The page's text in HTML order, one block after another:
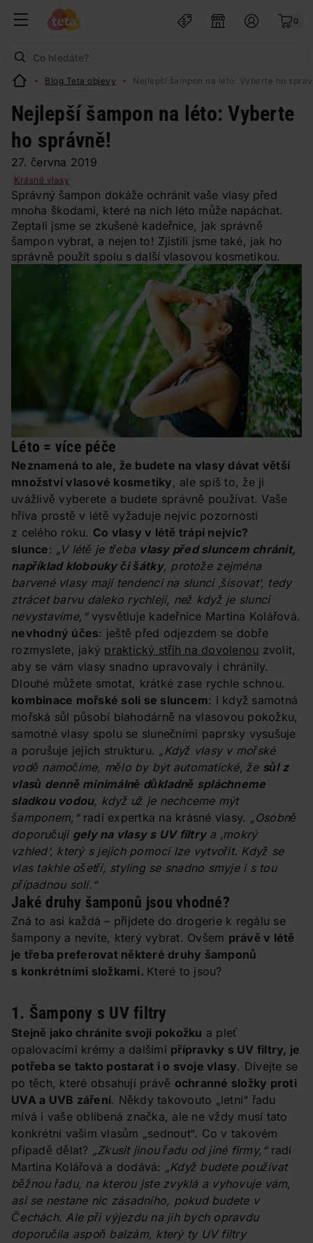
0
Blog Teta objevy Nejlepší šampon na léto: Vyberte ho
Nejlepší šampon na léto: Vyberte
ho správně!
27. června 2019
Krásné vlasy
Správný šampon dokáže ochránit vaše vlasy před
mnoha škodami, které na nich léto může napáchat.
Zeptali jsme se zkušené kadeřnice, jak správně
šampon vybrat, a nejen to! Zjistili jsme také, jak ho
správně použít spolu s další vlasovou kosmetikou.
Léto = více péče
Neznamená to ale, že budete na vlasy dávat větší
množství vlasové kosmetiky, ale spíš to, že ji
uvážlivě vyberete a budete správně používat. Vaše
hříva prostě v létě vyžaduje nejvíc pozornosti
z celého roku. Co vlasy v létě trápí nejvíc?
slunce: „V létě je třeba vlasy před sluncem chránit,
například klobouky či šátky, protože zejména
barvené vlasy mají tendenci na slunci ‚šisovat‘, tedy
ztrácet barvu daleko rychleji, než když je slunci
nevystavíme,“vysvětluje kadeřnice Martina Kolářová.
nevhodný účes: ještě před odjezdem se dobře
rozmyslete, jaký praktický střih na dovolenou zvolit,
aby se vám vlasy snadno upravovaly i chránily.
Dlouhé můžete smotat, krátké zase rychle schnou.
kombinace mořské soli se sluncem: i když samotná
mořská sůl působí blahodárně na vlasovou pokožku,
samotné vlasy spolu se slunečními paprsky vysušuje
a porušuje jejich strukturu. „Když vlasy v mořské
vodě namočíme, mělo by být automatické, že sůl z
vlasů denně minimálně důkladně spláchneme
sladkou vodou, když už je nechceme mýt
šamponem,“radí expertka na krásné vlasy. „Osobně
doporučuji gely na vlasy s UV filtrya ‚mokrý
vzhled‘, který s jejich pomocí lze vytvořit. Když se
vlas takhle ošetří, styling se snadno smyje i s tou
případnou solí.“
Jaké druhy šamponů jsou vhodné?
Zná to asi každá – přijdete do drogerie k regálu se
šampony a nevíte, který vybrat. Ovšem právě v létě
je třeba preferovat některé druhy šamponů
s konkrétními složkami. Které to jsou?
1. Šampony s UV filtry
Stejně jako chráníte svoji pokožku a pleť
opalovacími krémy a dalšími přípravky s UV filtry, je
potřeba se takto postarat i o svoje vlasy. Dívejte se
po těch, které obsahují právě ochranné složky proti
UVA a UVB záření. Někdy takovouto „letní“ řadu
mívá i vaše oblíbená značka, ale ne vždy musí tato
konkrétní vašim vlasům „sednout“. Co v takovém
případě dělat? „Zkusit jinou řadu od jiné firmy,“radí
Martina Kolářová a dodává: „Když budete používat
běžnou řadu, na kterou jste zvyklá a vyhovuje vám,
asi se nestane nic zásadního, pokud budete v
Čechách. Ale při výjezdu na jih bych opravdu
doporučila aspoň balzám, který ty UV filtry